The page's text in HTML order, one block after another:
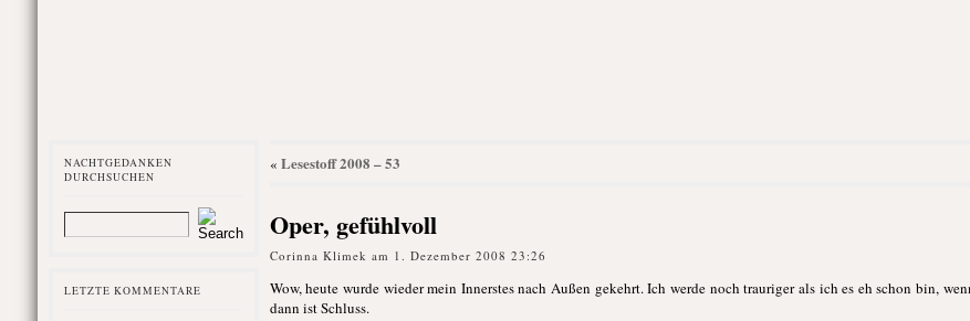
NACHTGEDANKEN
DURCHSUCHEN
LETZTE KOMMENTARE
« Lesestoff 2008 – 53
Oper, gefühlvoll
Corinna Klimek am 1. Dezember 2008 23:26
Wow, heute wurde wieder mein Innerstes nach Außen gekehrt. Ich werde noch trauriger als ich es eh schon bin,
dann ist Schluss.